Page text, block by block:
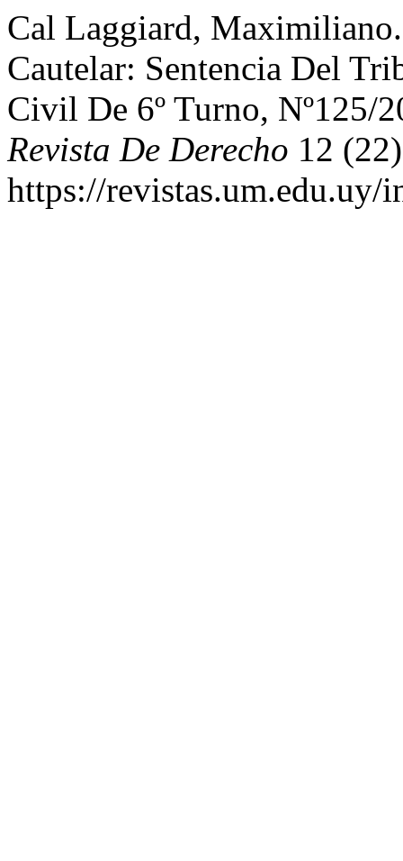
Cal Laggiard,
Cautelar: Sentencia Del
Civil De 6º Turno, Nº125/
Revista De Derecho 12
https://revistas.um.edu.uy/